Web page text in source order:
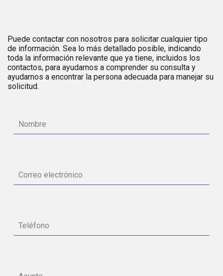
Puede contactar con nosotros para solicitar cualquier tipo
de información. Sea lo más detallado posible, indicando
toda la información relevante que ya tiene, incluidos los
contactos, para ayudarnos a comprender su consulta y
ayudarnos a encontrar la persona adecuada para manejar su
solicitud.